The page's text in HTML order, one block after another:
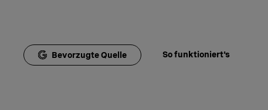
Bevorzugte Quelle So funktioniert's